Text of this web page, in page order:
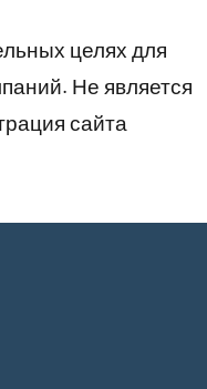
целях для
Не является
сайта